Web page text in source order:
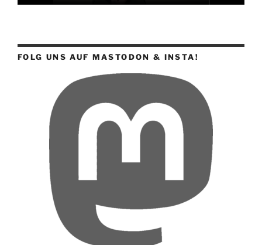
FOLG UNS AUF MASTODON & INSTA!